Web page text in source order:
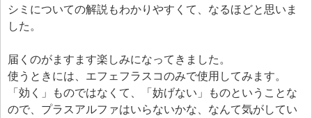
シミについての解説もわかりやすくて、なるほどと思いま
した。
届くのがますます楽しみになってきました。
使うときには、エフェフラスコのみで使用してみます。
「効く」ものではなくて、「妨げない」ものということな
ので、プラスアルファはいらないかな、なんて気がしてい